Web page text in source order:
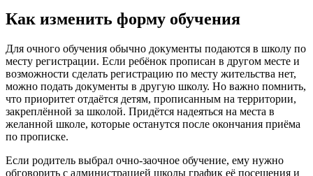
Как изменить форму обучения
Для очного обучения обычно документы подаются в школу по
месту регистрации. Если ребёнок прописан в другом месте и
возможности сделать регистрацию по месту жительства нет,
можно подать документы в другую школу. Но важно помнить,
что приоритет отдаётся детям, прописанным на территории,
закреплённой за школой. Придётся надеяться на места в
желанной школе, которые останутся после окончания приёма
по прописке.
Если родитель выбрал очно-заочное обучение, ему нужно
обговорить с администрацией школы график её посещения и